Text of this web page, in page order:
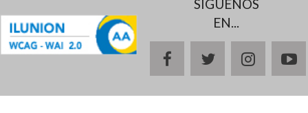
SÍGUENOS
EN...
facebooktwitter